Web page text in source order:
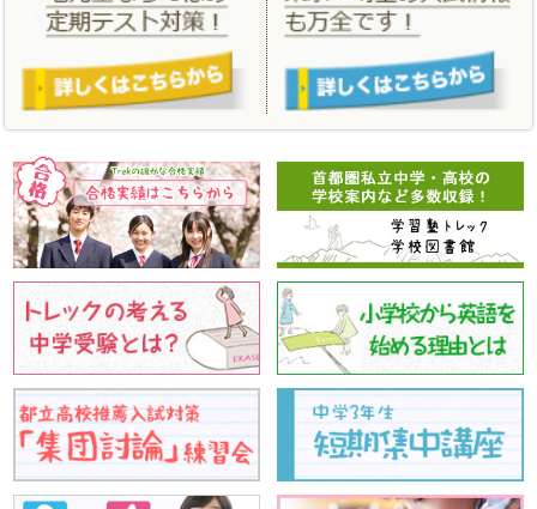
」を更新しました。
学習塾トレックをはじめて体験する方のための春のはじめてキャン
2020/09/28
2020 親と子の私立・都立中学高校受験相談会 10月4日 オンラ
インで実施いたします。
2020/07/01
「夏期講習」 「夏のはじめてキャンペーン」を更新しました。
2020/03/23
「合格実績」 「合格体験記」を更新しました。
2020/03/11